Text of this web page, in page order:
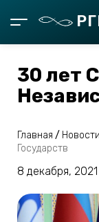
30 лет
Главная / Новости
Государств
8 декабря, 2021